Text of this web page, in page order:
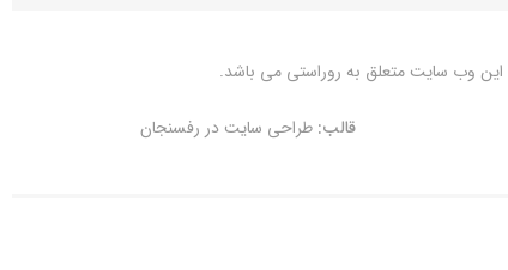
این وب سایت متعلق به روراستی می باشد.
قالب: طراحی سایت در رفسنجان